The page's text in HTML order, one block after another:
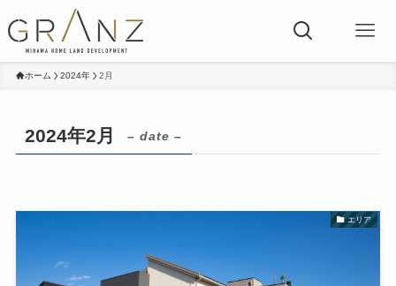
ホーム 2024年 2月
2024年2月 – date –
エリア